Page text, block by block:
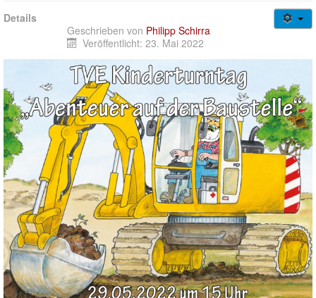
Jugendweb
Details
Geschrieben von Philipp Schirra
Veröffentlicht: 23. Mai 2022